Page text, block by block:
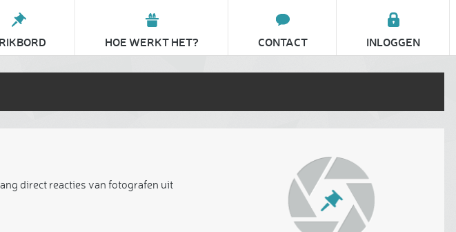
INLOGGEN
CONTACT
HOE WERKT HET?
direct reacties van fotografen uit